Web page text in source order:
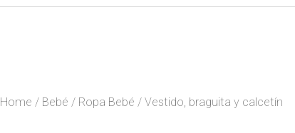
Home / Bebé / Ropa Bebé / Vestido, braguita y calcetín